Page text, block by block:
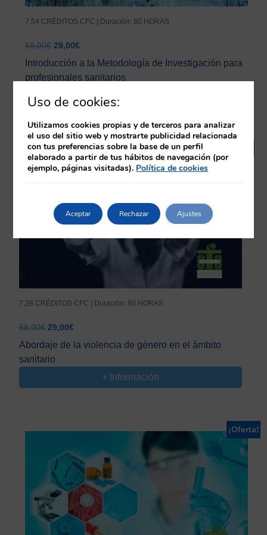
7.54 CRÉDITOS CFC | Duración: 80 HORAS
68,00€ El
precio
original
era:
29,00€El
precio
actual
es:
Introducción a la Metodología de Investigación para
profesionales sanitarios
7,28 CRÉDITOS CFC | Duración: 80 HORAS
68,00€ El
original
era:
29,00€El
actual
Abordaje de la violencia de género en el ámbito
sanitario
+ Información
¡Oferta!
Uso de cookies:
Utilizamos cookies propias y de terceros para analizar
el uso del sitio web y mostrarte publicidad relacionada
con tus preferencias sobre la base de un perfil
elaborado a partir de tus hábitos de navegación (por
ejemplo, páginas visitadas). Política de cookies
Aceptar Rechazar Ajustes